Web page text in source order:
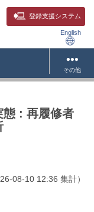
登録支援システム
English
その他
態 : 再履修者
08-10 12:36 集計）